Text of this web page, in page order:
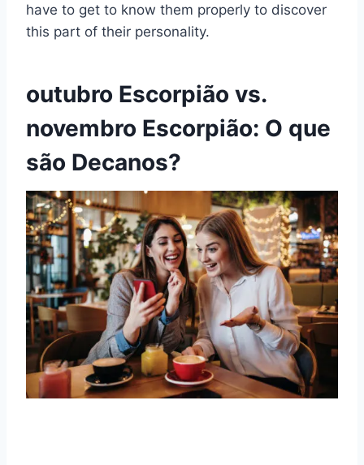
have to get to know them properly to discover
this part of their personality.
outubro Escorpião vs.
novembro Escorpião: O que
são Decanos?